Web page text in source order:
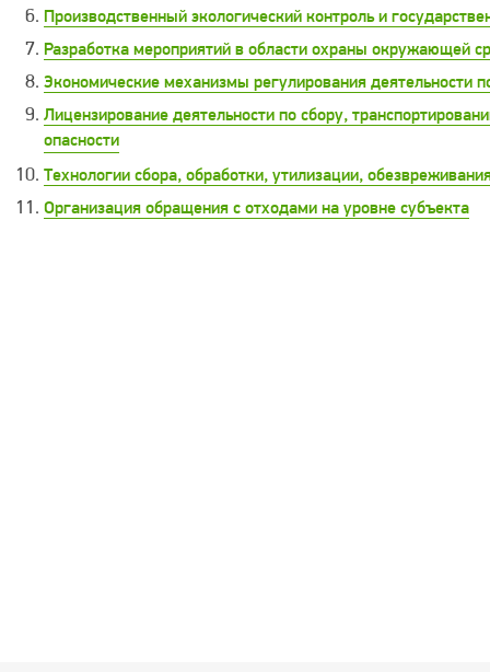
Производственный экологический контроль и
Разработка мероприятий в области охраны окружающей
Экономические механизмы регулирования деятельности
Лицензирование деятельности по сбору,
опасности
Технологии сбора, обработки, утилизации,
Организация обращения с отходами на уровне субъекта